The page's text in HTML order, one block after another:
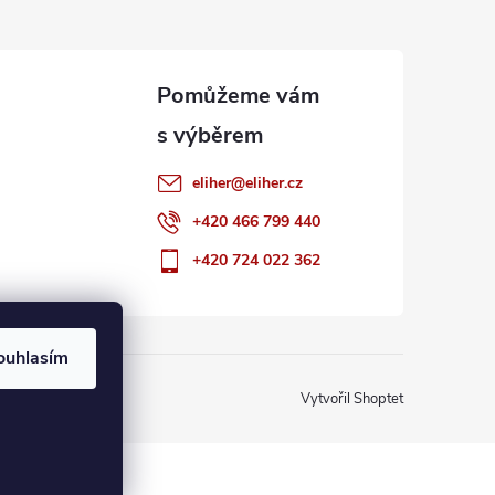
eliher@eliher.cz
+420 466 799 440
+420 724 022 362
Vytvořil Shoptet